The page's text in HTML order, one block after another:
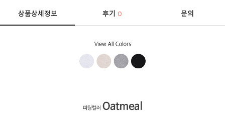
상품상세정보 후기0 문의